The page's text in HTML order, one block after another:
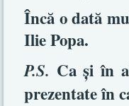
Încă o dată
Ilie Popa.
P.S. Ca şi în
prezentate în